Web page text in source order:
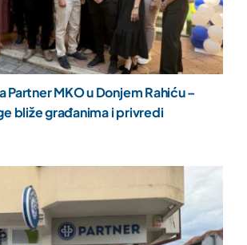
Partner MKO u Donjem Rahiću –
bliže građanima i privredi